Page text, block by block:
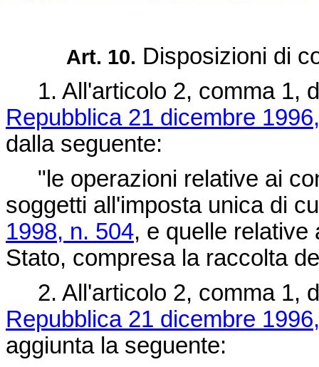
Art. 10. Disposizioni di
1. All'articolo 2, comma 1,
Repubblica 21 dicembre
dalla seguente:
"le operazioni relative ai
soggetti all'imposta unica di
1998, n. 504, e quelle
Stato, compresa la raccolta
2. All'articolo 2, comma 1,
Repubblica 21 dicembre
aggiunta la seguente: